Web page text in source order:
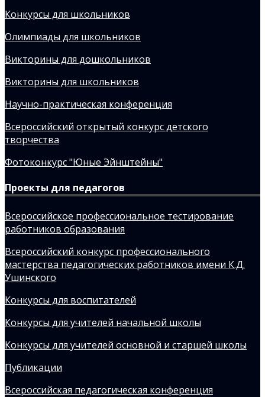
Конкурсы для школьников
Олимпиады для школьников
Викторины для дошкольников
Викторины для школьников
Научно-практическая конференция
Всероссийский открытый конкурс детского
творчества
Фотоконкурс "Юные Эйнштейны"
Проекты для педагогов
Всероссийское профессиональное тестирование
работников образования
Всероссийский конкурс профессионального
мастерства педагогических работников имени К.Д.
Ушинского
Конкурсы для воспитателей
Конкурсы для учителей начальной школы
Конкурсы для учителей основной и старшей школы
Публикации
Всероссийская педагогическая конференция